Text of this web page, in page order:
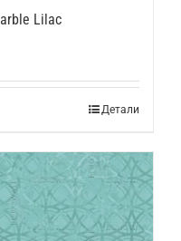
Lilac
Детали